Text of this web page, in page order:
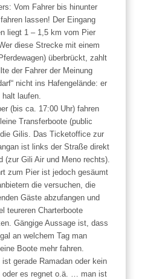
Vom Fahrer bis hinunter
lassen! Der Eingang
liegt 1 – 1,5 km vom Pier
diese Strecke mit einem
überbrückt, zahlt
der Fahrer der Meinung
nicht ins Hafengelände: er
laufen.
(bis ca. 17:00 Uhr) fahren
Transferboote (public
Gilis. Das Ticketoffice zur
ist links der Straße direkt
(zur Gili Air und Meno rechts).
zum Pier ist jedoch gesäumt
die versuchen, die
Gäste abzufangen und
teureren Charterboote
Gängige Aussage ist, dass
an welchem Tag man
Boote mehr fahren.
gerade Ramadan oder kein
oder es regnet o.ä. … man ist